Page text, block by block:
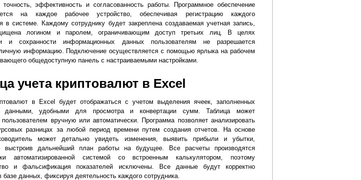
точность, эффективность и согласованность работы. Программное обеспечение
на каждое рабочее устройство, обеспечивая регистрацию каждого
в системе. Каждому сотруднику будет закреплена создаваемая учетная запись,
логином и паролем, ограничивающим доступ третьих лиц. В целях
и сохранности информационных данных пользователям не разрешается
информацию. Подключение осуществляется с помощью ярлыка на рабочем
общедоступную панель с настраиваемыми настройками.
учета криптовалют в Excel
в Excel будет отображаться с учетом выделения ячеек, заполненных
данными, удобными для просмотра и конвертации сумм. Таблица может
пользователем вручную или автоматически. Программа позволяет анализировать
разницах за любой период времени путем создания отчетов. На основе
может детально увидеть изменения, выявить прибыли и убытки,
выстроив дальнейший план работы на будущее. Все расчеты производятся
автоматизированной системой со встроенным калькулятором, поэтому
и фальсификация показателей исключены. Все данные будут корректно
базе данных, фиксируя деятельность каждого сотрудника.